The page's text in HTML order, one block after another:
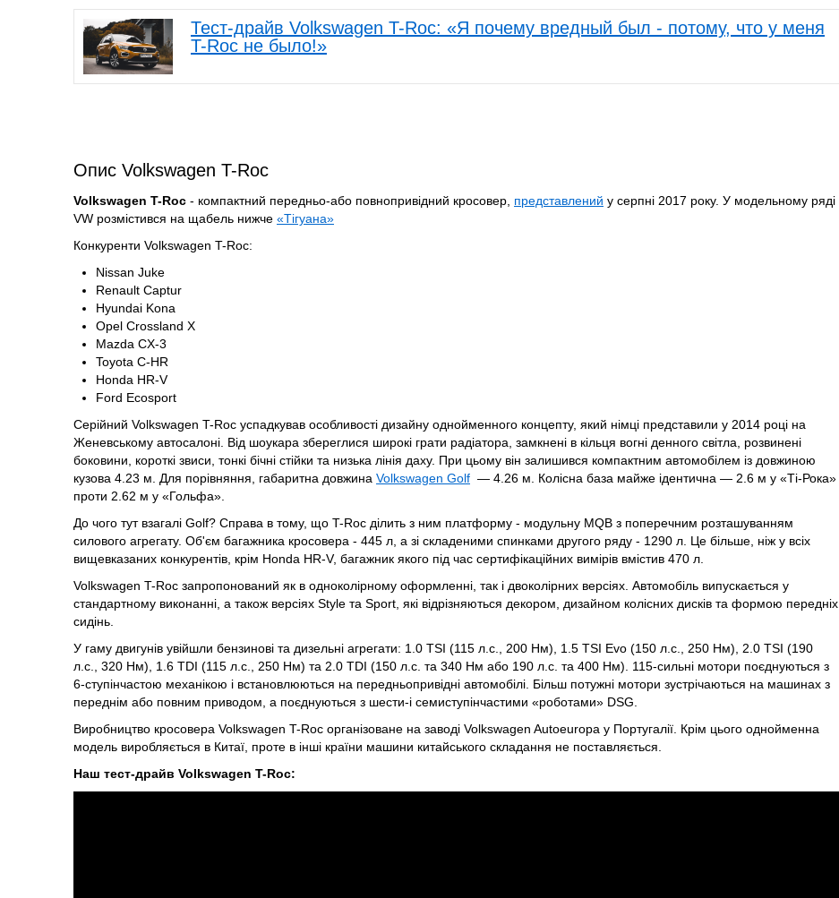
Тест-драйв Volkswagen T-Roc: «Я почему вредный был - потому, что у меня
T-Roc не было!»
Опис Volkswagen T-Roc
Volkswagen T-Roc - компактний передньо-або повнопривідний кросовер, представлений у серпні 2017 року. У модельному ряді
VW розмістився на щабель нижче «Тігуана»
Конкуренти Volkswagen T-Roc:
Nissan Juke
Renault Captur
Hyundai Kona
Opel Crossland X
Mazda CX-3
Toyota C-HR
Honda HR-V
Ford Ecosport
Серійний Volkswagen T-Roc успадкував особливості дизайну однойменного концепту, який німці представили у 2014 році на
Женевському автосалоні. Від шоукара збереглися широкі грати радіатора, замкнені в кільця вогні денного світла, розвинені
боковини, короткі звиси, тонкі бічні стійки та низька лінія даху. При цьому він залишився компактним автомобілем із довжиною
кузова 4.23 м. Для порівняння, габаритна довжина Volkswagen Golf — 4.26 м. Колісна база майже ідентична — 2.6 м у «Ті-Рока»
проти 2.62 м у «Гольфа».
До чого тут взагалі Golf? Справа в тому, що T-Roc ділить з ним платформу - модульну MQB з поперечним розташуванням
силового агрегату. Об'єм багажника кросовера - 445 л, а зі складеними спинками другого ряду - 1290 л. Це більше, ніж у всіх
вищевказаних конкурентів, крім Honda HR-V, багажник якого під час сертифікаційних вимірів вмістив 470 л.
Volkswagen T-Roc запропонований як в одноколірному оформленні, так і двоколірних версіях. Автомобіль випускається у
стандартному виконанні, а також версіях Style та Sport, які відрізняються декором, дизайном колісних дисків та формою передніх
сидінь.
У гаму двигунів увійшли бензинові та дизельні агрегати: 1.0 TSI (115 л.с., 200 Нм), 1.5 TSI Evo (150 л.с., 250 Нм), 2.0 TSI (190
л.с., 320 Нм), 1.6 TDI (115 л.с., 250 Нм) та 2.0 TDI (150 л.с. та 340 Нм або 190 л.с. та 400 Нм). 115-сильні мотори поєднуються з
6-ступінчастою механікою і встановлюються на передньопривідні автомобілі. Більш потужні мотори зустрічаються на машинах з
переднім або повним приводом, а поєднуються з шести-і семиступінчастими «роботами» DSG.
Виробництво кросовера Volkswagen T-Roc організоване на заводі Volkswagen Autoeuropa у Португалії. Крім цього однойменна
модель виробляється в Китаї, проте в інші країни машини китайського складання не поставляється.
Наш тест-драйв Volkswagen T-Roc: